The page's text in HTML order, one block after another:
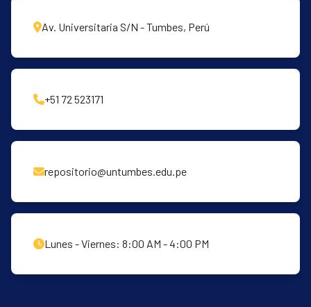
Av. Universitaria S/N - Tumbes, Perú
+51 72 523171
repositorio@untumbes.edu.pe
Lunes - Viernes: 8:00 AM - 4:00 PM